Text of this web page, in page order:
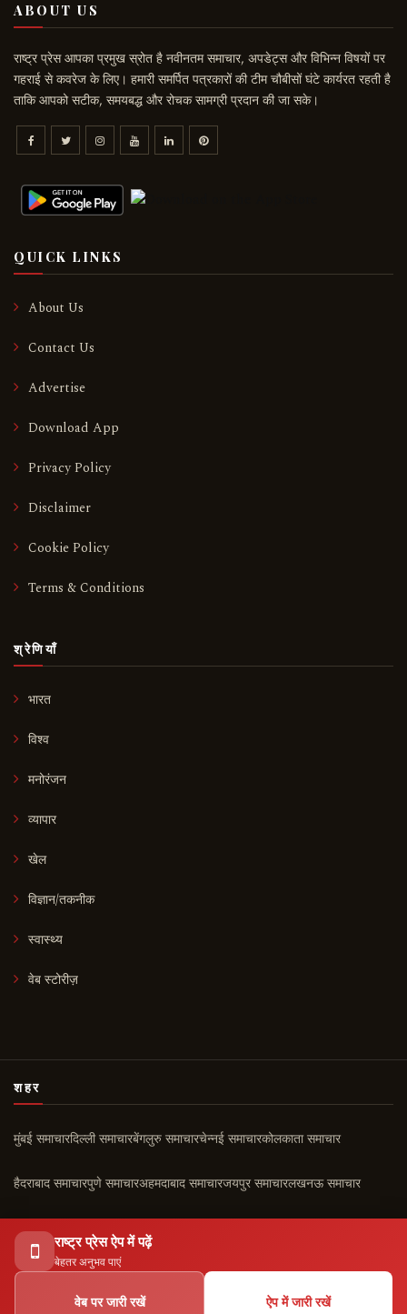
राष्ट्र प्रेस ऐप में पढ़ें
बेहतर अनुभव पाएं
वेब पर जारी रखें ऐप में जारी रखें
ABOUT US
राष्ट्र प्रेस आपका प्रमुख स्रोत है नवीनतम समाचार, अपडेट्स और विभिन्न विषयों पर
गहराई से कवरेज के लिए। हमारी समर्पित पत्रकारों की टीम चौबीसों घंटे कार्यरत रहती है
ताकि आपको सटीक, समयबद्ध और रोचक सामग्री प्रदान की जा सके।
QUICK LINKS
About Us
Contact Us
Advertise
Download App
Privacy Policy
Disclaimer
Cookie Policy
Terms & Conditions
श्रेणियाँ
भारत
विश्व
मनोरंजन
व्यापार
खेल
विज्ञान/तकनीक
स्वास्थ्य
वेब स्टोरीज़
शहर
मुंबई समाचारदिल्ली समाचारबेंगलुरु समाचारचेन्नई समाचारकोलकाता समाचार
हैदराबाद समाचारपुणे समाचारअहमदाबाद समाचारजयपुर समाचारलखनऊ समाचार
चंडीगढ़ समाचार